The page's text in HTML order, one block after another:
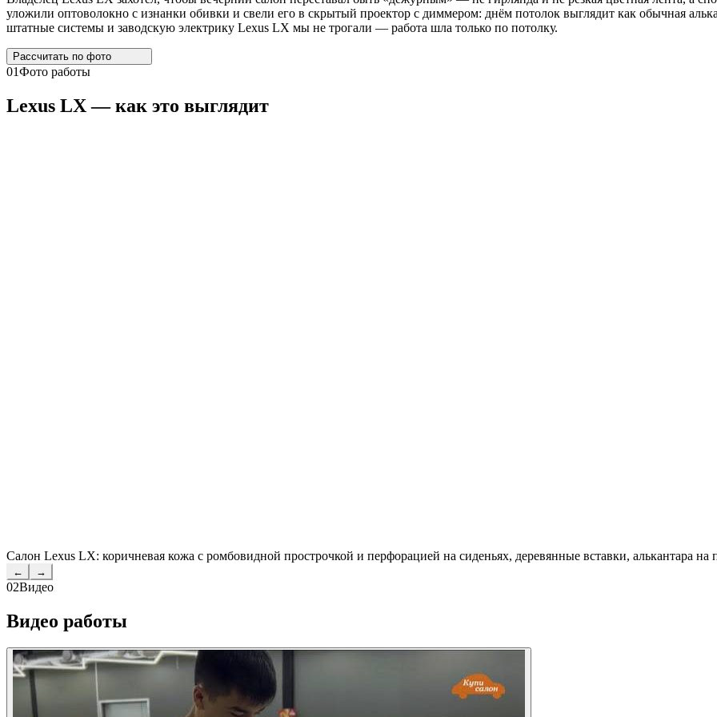
уложили оптоволокно с изнанки обивки и свели его в скрытый проектор с диммером: днём потолок выглядит как обычная
штатные системы и заводскую электрику Lexus LX мы не трогали — работа шла только по потолку.
Рассчитать по фото
01Фото работы
Lexus LX— как это выглядит
Салон Lexus LX: коричневая кожа с ромбовидной прострочкой и перфорацией на сиденьях, деревянные вставки, алькантара на
← →
02Видео
Видео работы